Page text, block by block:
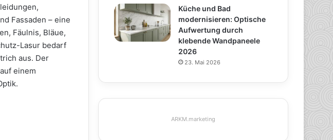
Fassaden – eine
Fäulnis, Bläue,
Lasur bedarf
aus. Der
einem
Küche und Bad
modernisieren: Optische
Aufwertung durch
klebende Wandpaneele
2026
23. Mai 2026
ARKM.marketing